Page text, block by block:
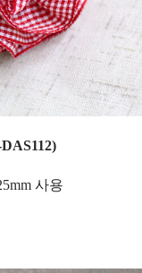
사용